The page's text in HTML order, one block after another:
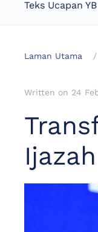
Teks Ucapan
Laman Utama
Written on 24